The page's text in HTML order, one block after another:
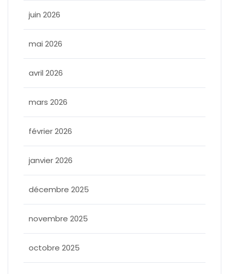
juin 2026
mai 2026
avril 2026
mars 2026
février 2026
janvier 2026
décembre 2025
novembre 2025
octobre 2025